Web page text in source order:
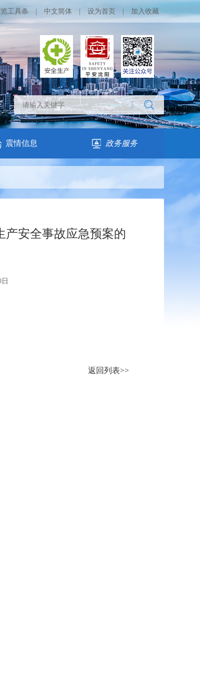
工具条 中文简体 设为首页 加入收藏
震情信息 政务服务
产安全事故应急预案的
返回列表>>